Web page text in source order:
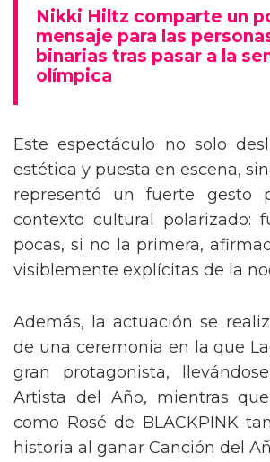
Nikki Hiltz comparte un
mensaje para las
binarias tras pasar a la
olímpica
Este espectáculo no solo
estética y puesta en escena,
representó un fuerte gesto
contexto cultural polarizado:
pocas, si no la primera,
visiblemente explícitas de la
Además, la actuación se
de una ceremonia en la que
gran protagonista,
Artista del Año, mientras
como Rosé de BLACKPINK
historia al ganar Canción del